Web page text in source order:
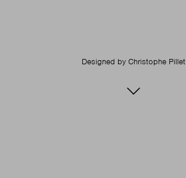
Designed by Christophe Pillet